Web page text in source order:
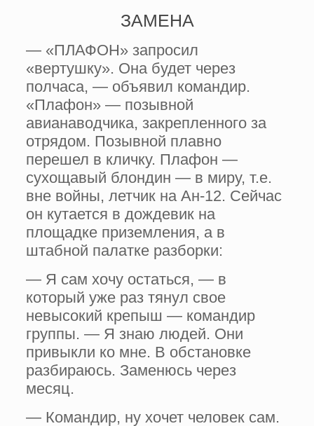
ЗАМЕНА
— «ПЛАФОН» запросил
«вертушку». Она будет через
полчаса, — объявил командир.
«Плафон» — позывной
авианаводчика, закрепленного за
отрядом. Позывной плавно
перешел в кличку. Плафон —
сухощавый блондин — в миру, т.е.
вне войны, летчик на Ан-12. Сейчас
он кутается в дождевик на
площадке приземления, а в
штабной палатке разборки:
— Я сам хочу остаться, — в
который уже раз тянул свое
невысокий крепыш — командир
группы. — Я знаю людей. Они
привыкли ко мне. В обстановке
разбираюсь. Заменюсь через
месяц.
— Командир, ну хочет человек сам.